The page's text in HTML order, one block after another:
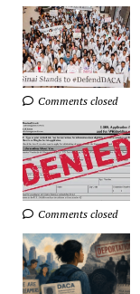
Comments closed
Comments closed